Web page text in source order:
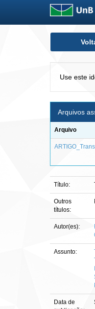
Use este
Arquivos
Arquivo
Título:
Outros
títulos:
Autor(es):
Assunto:
Data de